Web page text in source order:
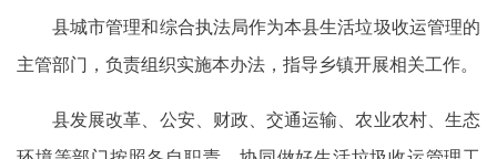
县城市管理和综合执法局作为本县生活垃圾收运管理的
主管部门，负责组织实施本办法，指导乡镇开展相关工作。
县发展改革、公安、财政、交通运输、农业农村、生态